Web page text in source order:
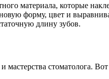
материала, которые
форму, цвет и
длину зубов.
мастерства стоматолога.